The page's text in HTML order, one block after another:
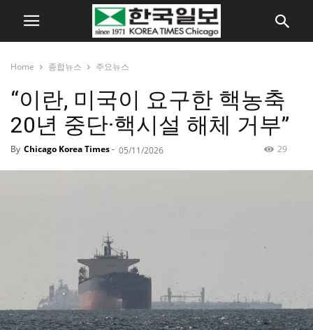
Home 종합뉴스 주요뉴스
“이란, 미국이 요구한 핵농축
20년 중단·핵시설 해체 거부”
By Chicago Korea Times- 05/11/2026 29